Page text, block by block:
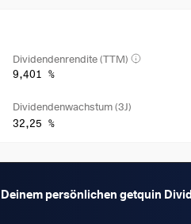
Dividendenrendite (TTM)
9,401 %
Dividendenwachstum (3J)
32,25 %
persönlichen getquin